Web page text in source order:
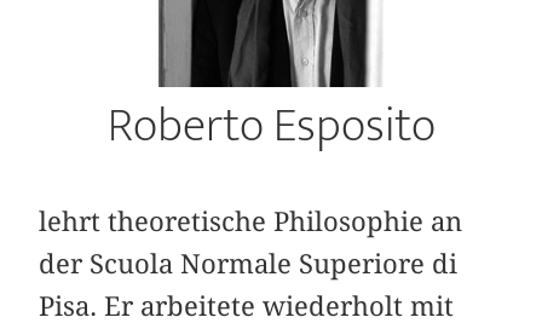
Roberto Esposito
lehrt theoretische Philosophie an
der Scuola Normale Superiore di
Pisa. Er arbeitete wiederholt mit